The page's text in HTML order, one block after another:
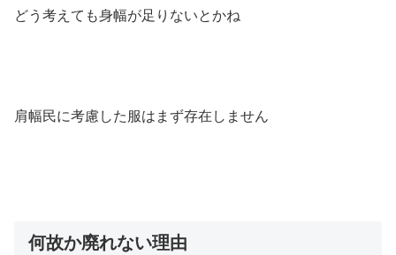
どう考えても身幅が足りないとかね
肩幅民に考慮した服はまず存在しません
何故か廃れない理由